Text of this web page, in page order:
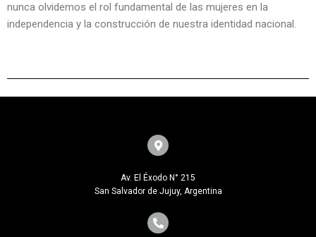
nunca olvidemos el rol fundamental de las mujeres en la
independencia y la construcción de nuestra identidad nacional.
Av. El Éxodo N° 215
San Salvador de Jujuy, Argentina